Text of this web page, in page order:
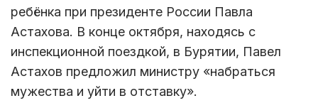
ребёнка при президенте России Павла
Астахова. В конце октября, находясь с
инспекционной поездкой, в Бурятии, Павел
Астахов предложил министру «набраться
мужества и уйти в отставку».